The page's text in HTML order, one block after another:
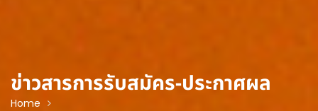
ข่าวสารการรับสมัคร-ประกาศผล
Home